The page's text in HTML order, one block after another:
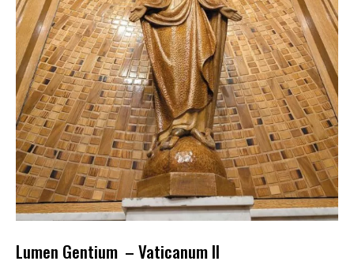
Lumen Gentium – Vaticanum II